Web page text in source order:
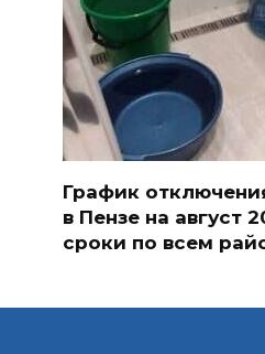
График
в Пензе на август
сроки по всем